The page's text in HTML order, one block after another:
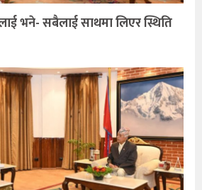
भने- सबैलाई साथमा लिएर स्थिति